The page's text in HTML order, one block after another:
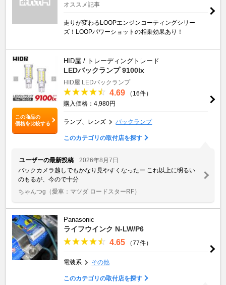
オススメ記事
走りが変わるLOOPエンジンコーティングシリー
ズ！LOOPパワーショットの相乗効果あり！
この商品の
価格を比較する
HID屋 / トレーディングトレード
LEDバックランプ 9100lx
HID屋 LEDバックランプ
4.69
（16件）
購入価格：4,980円
ランプ、レンズ バックランプ
このカテゴリの取付店を探す
ユーザーの最新投稿
2026年8月7日
バックカメラ越しでもかなり見やすくなったー これ以上に明るい
のもるが、今ので十分
ちゃんつg （愛車：マツダ ロードスターRF）
Panasonic
ライフウインク N-LW/P6
4.65 （77件）
電装系 その他
このカテゴリの取付店を探す